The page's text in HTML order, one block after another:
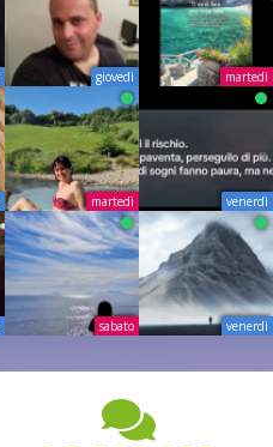
giovedì martedì
martedì venerdì
sabato venerdì